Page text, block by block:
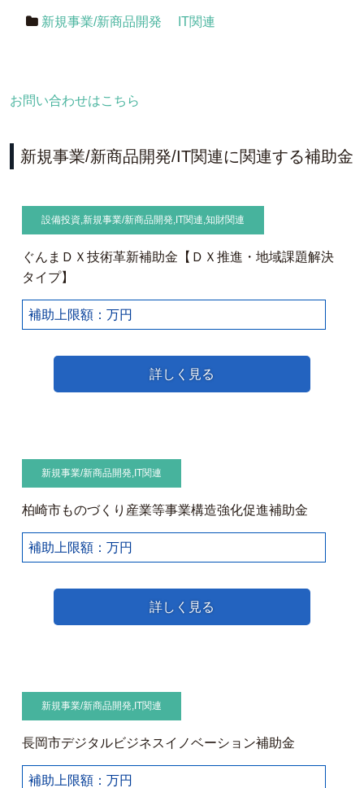
新規事業/新商品開発 IT関連
お問い合わせはこちら
新規事業/新商品開発/IT関連に関連する補助金
設備投資,新規事業/新商品開発, IT関連,知財関連
ぐんまＤＸ技術革新補助金【ＤＸ推進・地域課題解決
タイプ】
補助上限額：万円
詳しく見る
新規事業/新商品開発, IT関連
柏崎市ものづくり産業等事業構造強化促進補助金
補助上限額：万円
詳しく見る
新規事業/新商品開発, IT関連
長岡市デジタルビジネスイノベーション補助金
補助上限額：万円